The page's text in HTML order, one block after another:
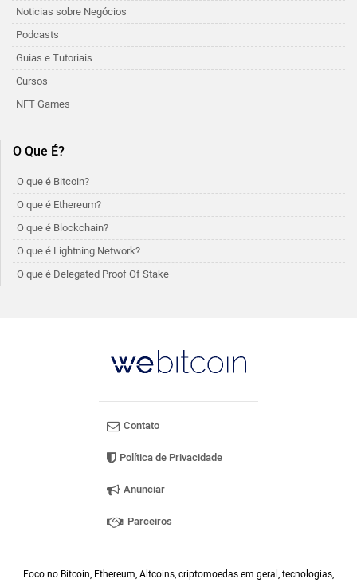
Noticias sobre Negócios
Podcasts
Guias e Tutoriais
Cursos
NFT Games
O Que É?
O que é Bitcoin?
O que é Ethereum?
O que é Blockchain?
O que é Lightning Network?
O que é Delegated Proof Of Stake
Contato
Política de Privacidade
Anunciar
Parceiros
Foco no Bitcoin, Ethereum, Altcoins, criptomoedas em geral, tecnologias,